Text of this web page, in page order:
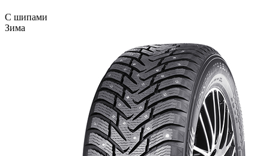
С шипами
Зима